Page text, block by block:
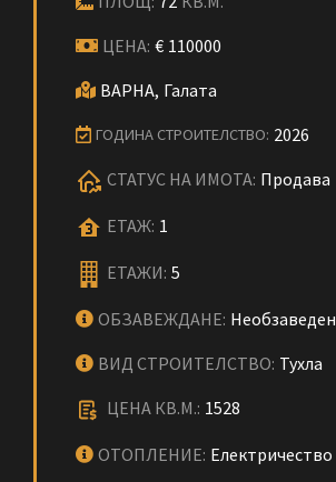
ЦЕНА: € 110000
ВАРНА, Галата
ГОДИНА СТРОИТЕЛСТВО: 2026
СТАТУС НА ИМОТА: Продава
ЕТАЖ: 1
ЕТАЖИ: 5
ОБЗАВЕЖДАНЕ: Необзаведен
ВИД СТРОИТЕЛСТВО: Тухла
ЦЕНА КВ.М.: 1528
ОТОПЛЕНИЕ: Електричество